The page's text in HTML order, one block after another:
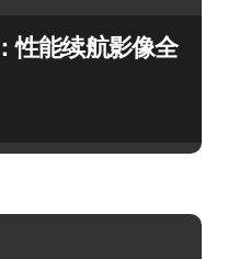
性能续航影像全